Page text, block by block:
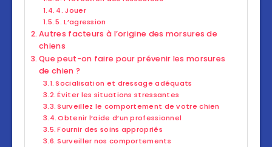
4. Jouer
5. L’agression
Autres facteurs à l’origine des morsures de
chiens
Que peut-on faire pour prévenir les morsures
de chien ?
Socialisation et dressage adéquats
Éviter les situations stressantes
Surveillez le comportement de votre chien
Obtenir l’aide d’un professionnel
Fournir des soins appropriés
Surveiller nos comportements